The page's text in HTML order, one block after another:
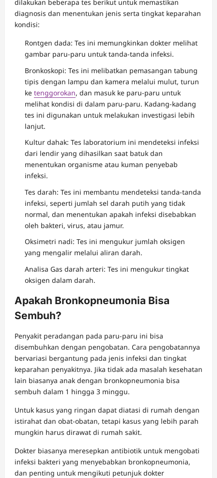
dilakukan beberapa tes berikut untuk memastikan
diagnosis dan menentukan jenis serta tingkat keparahan
kondisi:
Rontgen dada: Tes ini memungkinkan dokter melihat
gambar paru-paru untuk tanda-tanda infeksi.
Bronkoskopi: Tes ini melibatkan pemasangan tabung
tipis dengan lampu dan kamera melalui mulut, turun
ke tenggorokan, dan masuk ke paru-paru untuk
melihat kondisi di dalam paru-paru. Kadang-kadang
tes ini digunakan untuk melakukan investigasi lebih
lanjut.
Kultur dahak: Tes laboratorium ini mendeteksi infeksi
dari lendir yang dihasilkan saat batuk dan
menentukan organisme atau kuman penyebab
infeksi.
Tes darah: Tes ini membantu mendeteksi tanda-tanda
infeksi, seperti jumlah sel darah putih yang tidak
normal, dan menentukan apakah infeksi disebabkan
oleh bakteri, virus, atau jamur.
Oksimetri nadi: Tes ini mengukur jumlah oksigen
yang mengalir melalui aliran darah.
Analisa Gas darah arteri: Tes ini mengukur tingkat
oksigen dalam darah.
Apakah Bronkopneumonia Bisa
Sembuh?
Penyakit peradangan pada paru-paru ini bisa
disembuhkan dengan pengobatan. Cara pengobatannya
bervariasi bergantung pada jenis infeksi dan tingkat
keparahan penyakitnya. Jika tidak ada masalah kesehatan
lain biasanya anak dengan bronkopneumonia bisa
sembuh dalam 1 hingga 3 minggu.
Untuk kasus yang ringan dapat diatasi di rumah dengan
istirahat dan obat-obatan, tetapi kasus yang lebih parah
mungkin harus dirawat di rumah sakit.
Dokter biasanya meresepkan antibiotik untuk mengobati
infeksi bakteri yang menyebabkan bronkopneumonia,
dan penting untuk mengikuti petunjuk dokter